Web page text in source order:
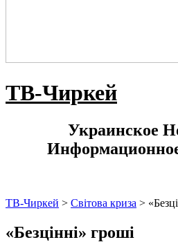
ТВ-Чиркей
Украинское
ТВ-Чиркей > Світова криза >
«Безцінні» гроші